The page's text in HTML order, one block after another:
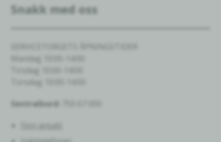
Snakk med oss
Mandag 10:00-14:00
Tirsdag 10:00-14:00
Torsdag 10:00-14:00
Sentralbord:
Finn ansatt